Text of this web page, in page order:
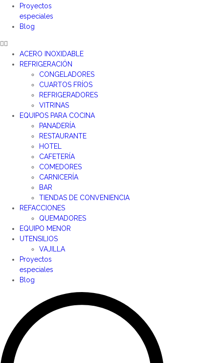
Proyectos
especiales
Blog
ACERO INOXIDABLE
REFRIGERACIÓN
CONGELADORES
CUARTOS FRÍOS
REFRIGERADORES
VITRINAS
EQUIPOS PARA COCINA
PANADERÍA
RESTAURANTE
HOTEL
CAFETERÍA
COMEDORES
CARNICERÍA
BAR
TIENDAS DE CONVENIENCIA
REFACCIONES
QUEMADORES
EQUIPO MENOR
UTENSILIOS
VAJILLA
Proyectos
especiales
Blog